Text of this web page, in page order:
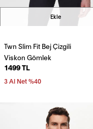
Ekle
Twn Slim Fit Bej Çizgili
Viskon Gömlek
1499 TL
3 Al Net %40